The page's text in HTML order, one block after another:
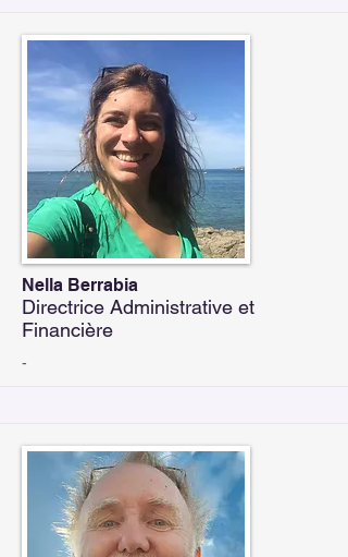
Nella Berrabia
Directrice Administrative et
Financière
-